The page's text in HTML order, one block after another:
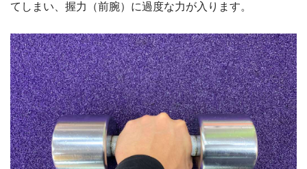
てしまい、握力（前腕）に過度な力が入ります。